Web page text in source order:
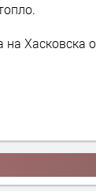
Хасковска